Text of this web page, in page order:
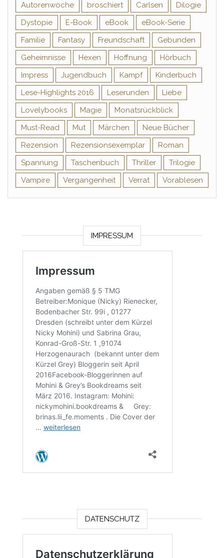
Autorenwoche
broschiert Carlsen
Dilogie
Dystopie
E-Book eBook
eBook-Serie
Familie
Fantasy Freundschaft
Gebunden
Geheimnisse
Hexen Hoffnung
Hörbuch
Impress
Jugendbuch Kampf
Kinderbuch
Lese-Highlights 2016
Leserunden
Liebe
Lovelybooks
Magie
Monatsrückblick
Must-Read
Mut Märchen
Neue Bücher
Rezension
Rezensionsexemplar
Roman
Spannung
Taschenbuch Thriller
Trilogie
Vampire
Vergangenheit Verrat Vorablesen
IMPRESSUM
DATENSCHUTZ